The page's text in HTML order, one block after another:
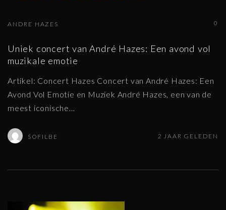
0
ANDRE HAZES
Uniek concert van André Hazes: Een avond vol
muzikale emotie
Artikel: Concert Hazes Concert van André Hazes: Een
Avond Vol Emotie en Muziek André Hazes, een van de
meest iconische
SOFILBE 2 JAAR GELEDEN